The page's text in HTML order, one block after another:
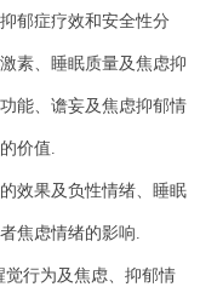
郁症疗效和安全性分
素、睡眠质量及焦虑抑
能、谵妄及焦虑抑郁情
价值.
效果及负性情绪、睡眠
焦虑情绪的影响.
行为及焦虑、抑郁情